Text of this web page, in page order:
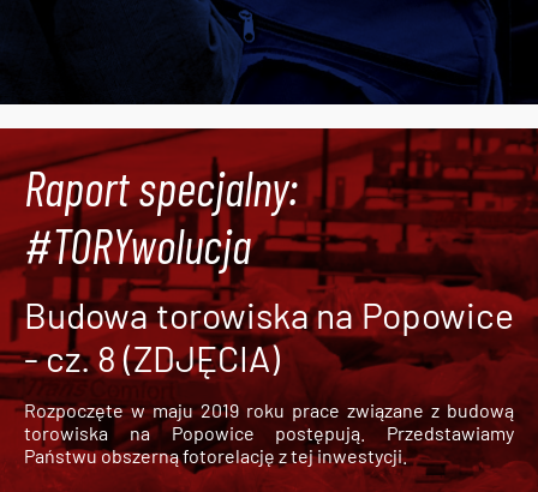
Raport specjalny:
#TORYwolucja
Budowa torowiska na Popowice
- cz. 8 (ZDJĘCIA)
Rozpoczęte w maju 2019 roku prace związane z budową
torowiska na Popowice
postępują. Przedstawiamy
Państwu obszerną fotorelację z tej inwestycji.